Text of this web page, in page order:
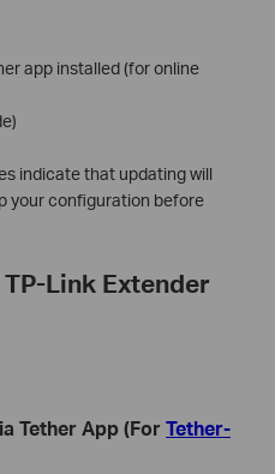
app installed (for online
indicate that updating will
your configuration before
Link Extender
Tether App (ForTether-